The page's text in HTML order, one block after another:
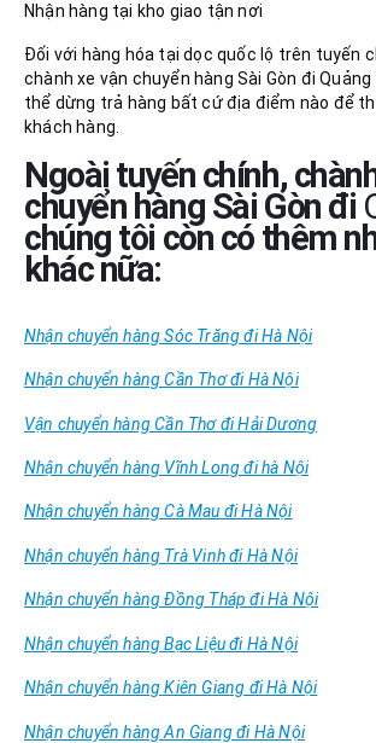
Nhận hàng tại kho giao tận nơi
Đối với hàng hóa tại dọc quốc lộ trên tuyến
chành xe vận chuyển hàng Sài Gòn đi
thể dừng trả hàng bất cứ địa điểm nào để
khách hàng.
Ngoài tuyến chính,
chuyển hàng Sài Gòn đi
chúng tôi còn có thêm
khác nữa:
Nhận chuyển hàng Sóc Trăng đi Hà Nội
Nhận chuyển hàng Cần Thơ đi Hà Nội
Vận chuyển hàng Cần Thơ đi Hải Dương
Nhận chuyển hàng Vĩnh Long đi hà Nội
Nhận chuyển hàng Cà Mau đi Hà Nội
Nhận chuyển hàng Trà Vinh đi Hà Nội
Nhận chuyển hàng Đồng Tháp đi Hà Nội
Nhận chuyển hàng Bạc Liệu đi Hà Nội
Nhận chuyển hàng Kiên Giang đi Hà Nội
Nhận chuyển hàng An Giang đi Hà Nội